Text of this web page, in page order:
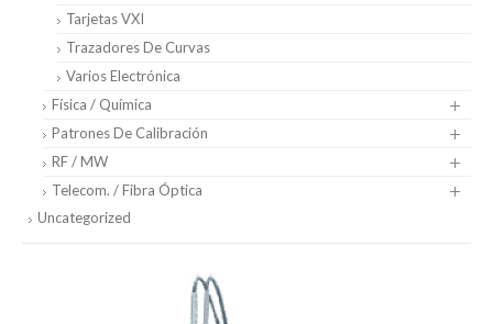
Tarjetas VXI
Trazadores De Curvas
Varios Electrónica
Física / Química
Patrones De Calibración
RF / MW
Telecom. / Fibra Óptica
Uncategorized